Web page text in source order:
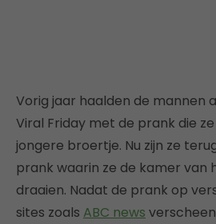
Vorig jaar haalden de mannen
Viral Friday met de prank die
jongere broertje. Nu zijn ze
prank waarin ze de kamer van
draaien. Nadat de prank op
sites zoals ABC news